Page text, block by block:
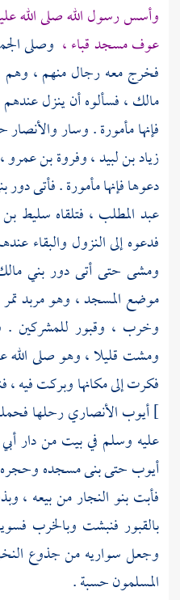
وأسس رسول الله صلى الله
عوفمسجدقباء ، وصلى
فخرج معه رجال منهم ،
مالك ،فسألوه أن ينزل
فإنها مأمورة . وساروالأنصار
زياد بن لبيد ،وفروة بن عمرو ،
دعوها فإنها مأمورة . فأتى دور
عبد المطلب ، فتلقاه سليط
فدعوه إلى النزول والبقاء
ومشى حتى أتى دوربني
موضع المسجد ، وهو مربد
وخرب ، وقبور للمشركين
ومشت قليلا ، وهو صلى الله
فكرت إلى مكانها وبركت فيه
]أيوب الأنصاريرحلها
عليه وسلم في بيت من دار
أيوبحتى بنى مسجده وحجره
فأبتبنو النجارمن بيعه ،
بالقبور فنبشت وبالخرب
وجعل سواريه من جذوع
المسلمون حسبة .